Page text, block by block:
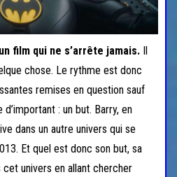
film qui ne s’arrête jamais. Il
chose. Le rythme est donc
remises en question sauf
d’important : un but. Barry, en
dans un autre univers qui se
Et quel est donc son but, sa
univers en allant chercher